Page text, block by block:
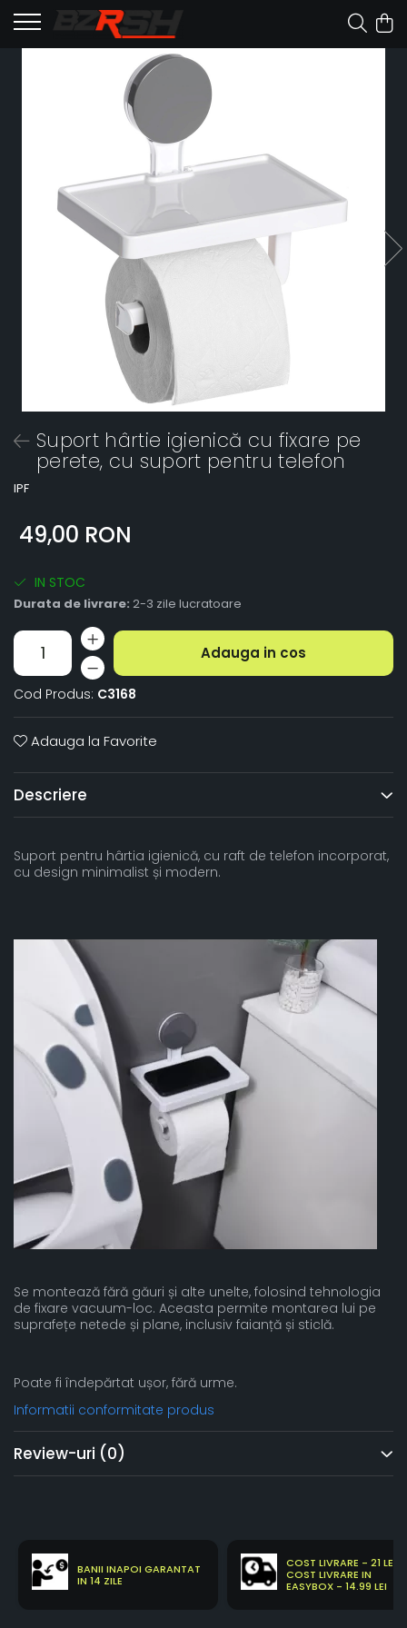
Suport hârtie igienică cu fixare pe
perete, cu suport pentru telefon
IPF
49,00 RON
IN STOC
Durata de livrare: 2-3 zile lucratoare
Adauga in cos
Cod Produs: C3168
Adauga la Favorite
Descriere
Suport pentru hârtia igienică, cu raft de telefon incorporat,
cu design minimalist și modern.
Se montează fără găuri și alte unelte, folosind tehnologia
de fixare vacuum-loc. Aceasta permite montarea lui pe
suprafețe netede și plane, inclusiv faianță și sticlă.
Poate fi îndepărtat ușor, fără urme.
Informatii conformitate produs
Review-uri (0)
BANII INAPOI GARANTAT
IN 14 ZILE
COST LIVRARE - 21 LEI
COST LIVRARE IN
EASYBOX - 14.99 LEI